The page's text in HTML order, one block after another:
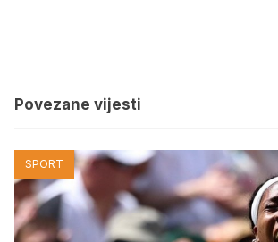
Povezane vijesti
SPORT